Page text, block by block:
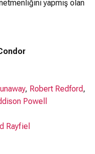
yapmış olan
, Robert Redford,
Powell
Rayfiel